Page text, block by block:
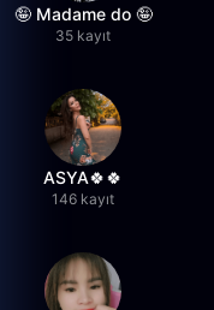
🤪 Madame do 🤪
35 kayıt
ASYA🍀🍀
146 kayıt